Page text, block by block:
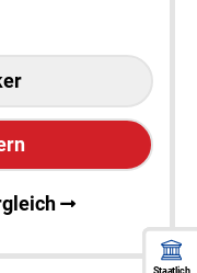
Staatlich